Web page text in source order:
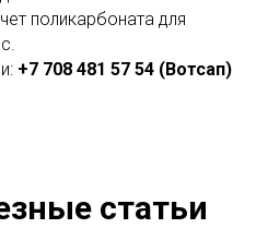
поликарбоната для
+7 708 481 57 54 (Вотсап)
статьи